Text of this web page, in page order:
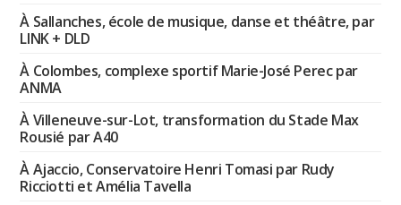
À Sallanches, école de musique, danse et théâtre, par
LINK + DLD
À Colombes, complexe sportif Marie-José Perec par
ANMA
À Villeneuve-sur-Lot, transformation du Stade Max
Rousié par A40
À Ajaccio, Conservatoire Henri Tomasi par Rudy
Ricciotti et Amélia Tavella